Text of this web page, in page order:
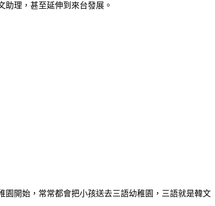
理，甚至延伸到來台發展。
開始，常常都會把小孩送去三語幼稚園，三語就是韓文